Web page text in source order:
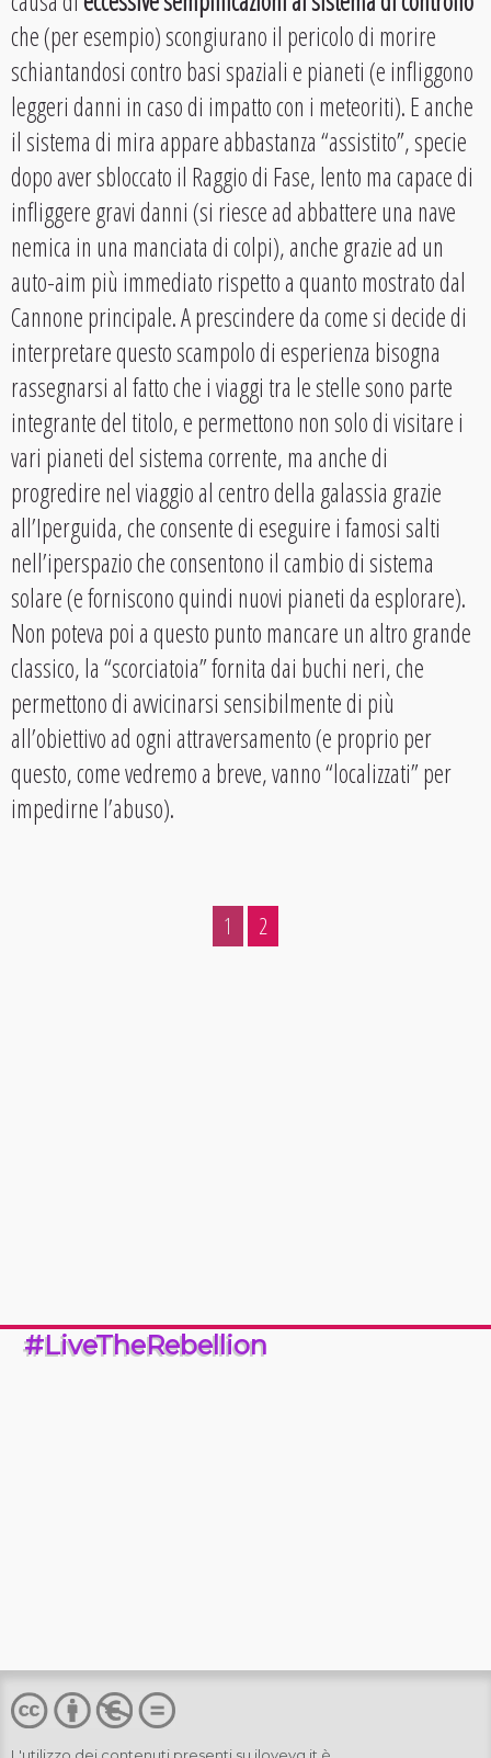
che (per esempio) scongiurano il pericolo di morire
schiantandosi contro basi spaziali e pianeti (e infliggono
leggeri danni in caso di impatto con i meteoriti). E anche
il sistema di mira appare abbastanza “assistito”, specie
dopo aver sbloccato il Raggio di Fase, lento ma capace di
infliggere gravi danni (si riesce ad abbattere una nave
nemica in una manciata di colpi), anche grazie ad un
auto-aim più immediato rispetto a quanto mostrato dal
Cannone principale. A prescindere da come si decide di
interpretare questo scampolo di esperienza bisogna
rassegnarsi al fatto che i viaggi tra le stelle sono parte
integrante del titolo, e permettono non solo di visitare i
vari pianeti del sistema corrente, ma anche di
progredire nel viaggio al centro della galassia grazie
all’Iperguida, che consente di eseguire i famosi salti
nell’iperspazio che consentono il cambio di sistema
solare (e forniscono quindi nuovi pianeti da esplorare).
Non poteva poi a questo punto mancare un altro grande
classico, la “scorciatoia” fornita dai buchi neri, che
permettono di avvicinarsi sensibilmente di più
all’obiettivo ad ogni attraversamento (e proprio per
questo, come vedremo a breve, vanno “localizzati” per
impedirne l’abuso).
1 2
#LiveTheRebellion